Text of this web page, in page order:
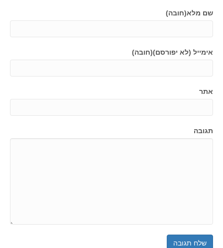
שם מלא(חובה)
אימייל (לא יפורסם)(חובה)
אתר
תגובה